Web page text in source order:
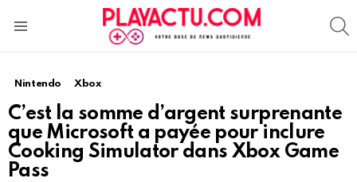
Nintendo Xbox
C’est la somme d’argent surprenante
que Microsoft a payée pour inclure
Cooking Simulator dans Xbox Game
Pass